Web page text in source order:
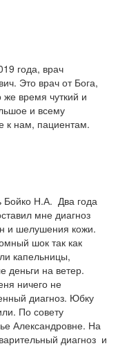
года, врач
Это врач от Бога,
время чуткий и
и всему
к нам, пациентам.
Бойко Н.А. Два года
мне диагноз
и шелушения кожи.
шок так как
капельницы,
деньги на ветер.
ничего не
диагноз. Юбку
По совету
Александровне. На
диагноз и